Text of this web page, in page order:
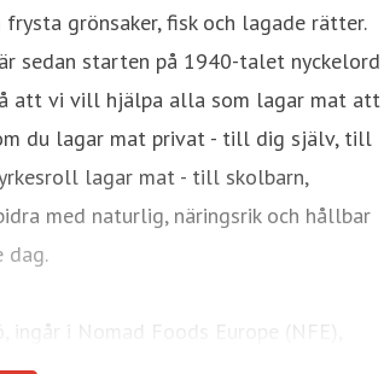
grönsaker, fisk och lagade rätter.
sedan starten på 1940-talet nyckelord
att vi vill hjälpa alla som lagar mat att
du lagar mat privat - till dig själv, till
lagar mat - till skolbarn,
med naturlig, näringsrik och hållbar
dag.
i Nomad Foods Europe (NFE),